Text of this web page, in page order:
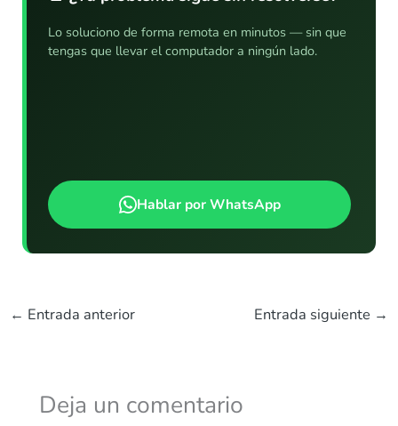
Lo soluciono de forma remota en minutos — sin que
tengas que llevar el computador a ningún lado.
Hablar por WhatsApp
← Entrada anterior Entrada siguiente →
Deja un comentario